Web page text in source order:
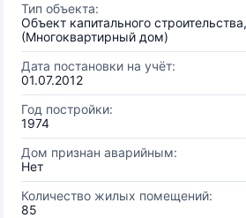
Тип объекта:
Объект капитального
(Многоквартирный дом)
Дата постановки на учёт:
01.07.2012
Год постройки:
1974
Дом признан аварийным:
Нет
Количество жилых помещений:
85